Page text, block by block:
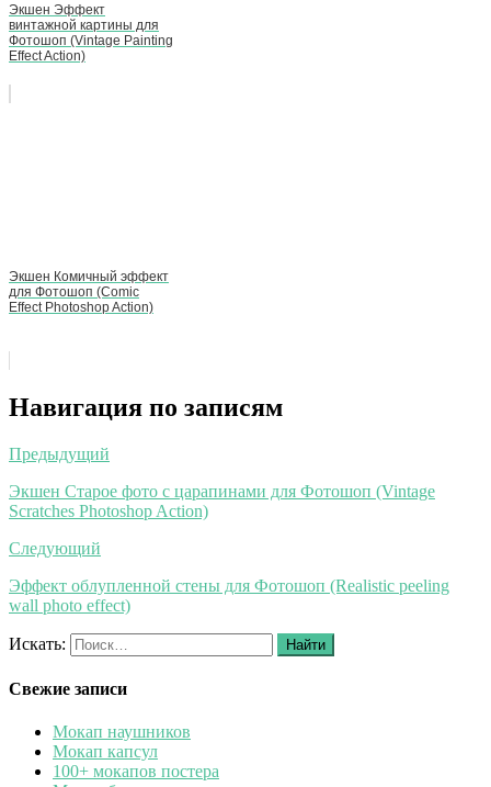
Экшен Эффект
винтажной картины для
Фотошоп (Vintage Painting
Effect Action)
Экшен Комичный эффект
для Фотошоп (Comic
Effect Photoshop Action)
Навигация по записям
Предыдущий
Экшен Старое фото с царапинами для Фотошоп (Vintage
Scratches Photoshop Action)
Следующий
Эффект облупленной стены для Фотошоп (Realistic peeling
wall photo effect)
Искать: Найти
Свежие записи
Мокап наушников
Мокап капсул
100+ мокапов постера